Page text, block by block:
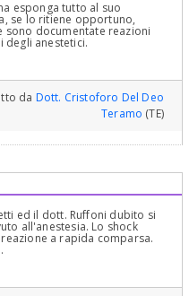
esponga tutto al suo
se lo ritiene opportuno,
sono documentate reazioni
degli anestetici.
da Dott. Cristoforo Del Deo
Teramo (TE)
ed il dott. Ruffoni dubito si
all'anestesia. Lo shock
a rapida comparsa.